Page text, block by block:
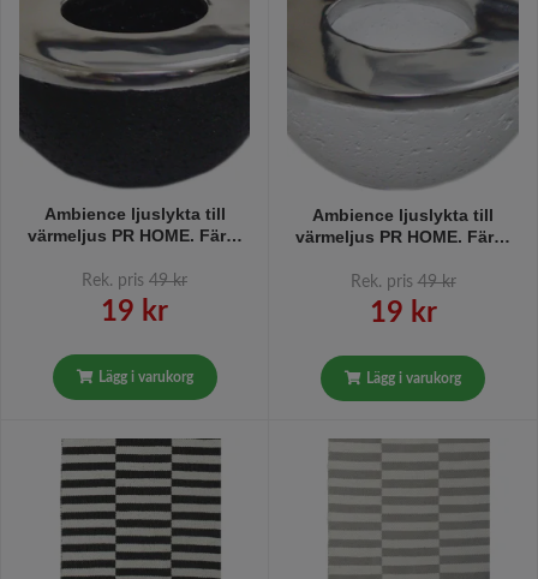
Ambience ljuslykta till
värmeljus PR HOME. Färg:
Rek. pris 49 kr
19 kr
Lägg i varukorg
Ambience ljuslykta till
värmeljus PR HOME. Färg:
Rek. pris 49 kr
19 kr
Lägg i varukorg